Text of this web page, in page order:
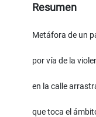
Resumen
Metáfora de un
por vía de la
en la calle
que toca el